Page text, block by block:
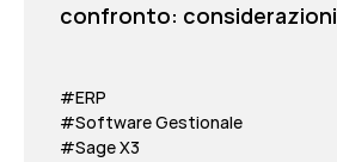
confronto: considerazioni
#ERP
#Software Gestionale
#Sage X3